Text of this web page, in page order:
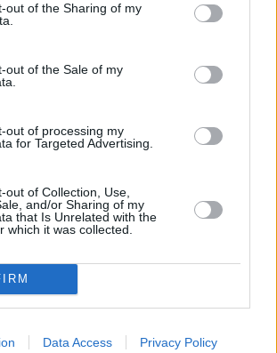
out of the Sharing of my
out of the Sale of my
out of processing my
for Targeted Advertising.
out of Collection, Use,
and/or Sharing of my
that Is Unrelated with the
which it was collected.
Data Access Privacy Policy
Tomaszewicz